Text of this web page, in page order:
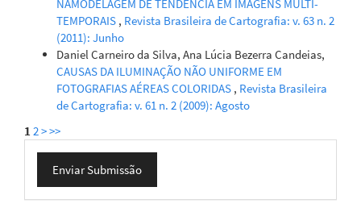
NAMODELAGEM DE TENDÊNCIA EM IMAGENS MULTI-
TEMPORAIS , Revista Brasileira de Cartografia: v. 63 n. 2
(2011): Junho
Daniel Carneiro da Silva, Ana Lúcia Bezerra Candeias,
CAUSAS DA ILUMINAÇÃO NÃO UNIFORME EM
FOTOGRAFIAS AÉREAS COLORIDAS , Revista Brasileira
de Cartografia: v. 61 n. 2 (2009): Agosto
1 2>>>
Enviar
Submissão
Enviar Submissão